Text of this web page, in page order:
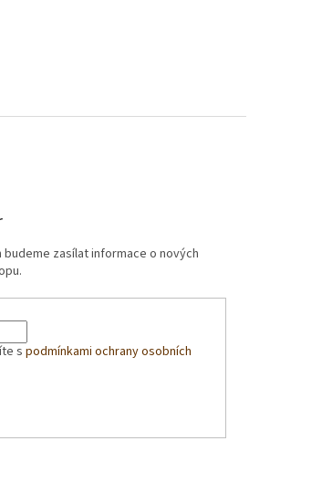
budeme zasílat informace o nových
spodmínkami ochrany osobních